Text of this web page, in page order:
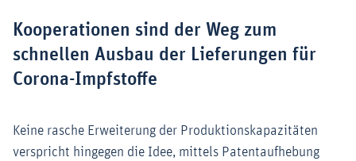
Kooperationen sind der Weg zum
schnellen Ausbau der Lieferungen für
Corona-Impfstoffe
Keine rasche Erweiterung der Produktionskapazitäten
verspricht hingegen die Idee, mittels Patentaufhebung